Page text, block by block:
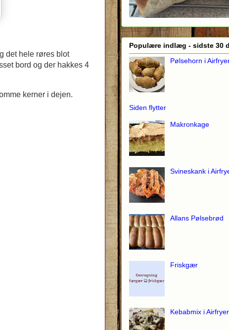
det hele røres blot
bord og der hakkes 4
kerner i dejen.
Populære indlæg - sidste 30
Pølsehorn i
Siden flytter
Makronkage
Svineskank i
Allans Pølsebrød
Friskgær
Kebabmix i Airfryer